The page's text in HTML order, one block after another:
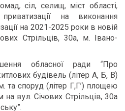
сіл, селищ, міст області,
на виконання
на 2021-2025 роки в новій
Стрільців, 30а, м. Івано-
обласної ради “Про
будівель (літер А, Б, В)
споруд (літер Г,Г’) площею
вул. Січових Стрільців, 30а